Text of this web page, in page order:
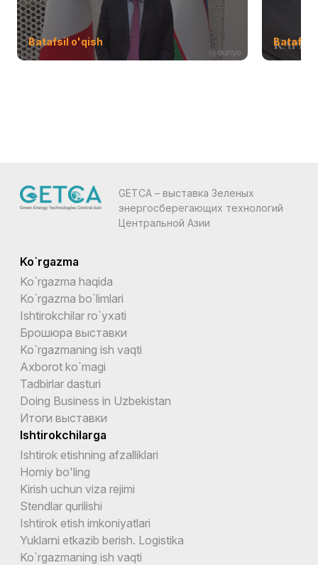
o‘zgarishlar haqiqatan ham ta’sirli bo‘ldi.
Batafsil o'qish Batafsil
GETCA – выставка Зеленых
энергосберегающих технологий
Центральной Азии
Ko`rgazma
Ko`rgazma haqida
Ko`rgazma bo`limlari
Ishtirokchilar ro`yxati
Брошюра выставки
Ko`rgazmaning ish vaqti
Axborot ko`magi
Tadbirlar dasturi
Doing Business in Uzbekistan
Итоги выставки
Ishtirokchilarga
Ishtirok etishning afzalliklari
Homiy bo'ling
Kirish uchun viza rejimi
Stendlar qurilishi
Ishtirok etish imkoniyatlari
Yuklarni etkazib berish. Logistika
Ko`rgazmaning ish vaqti